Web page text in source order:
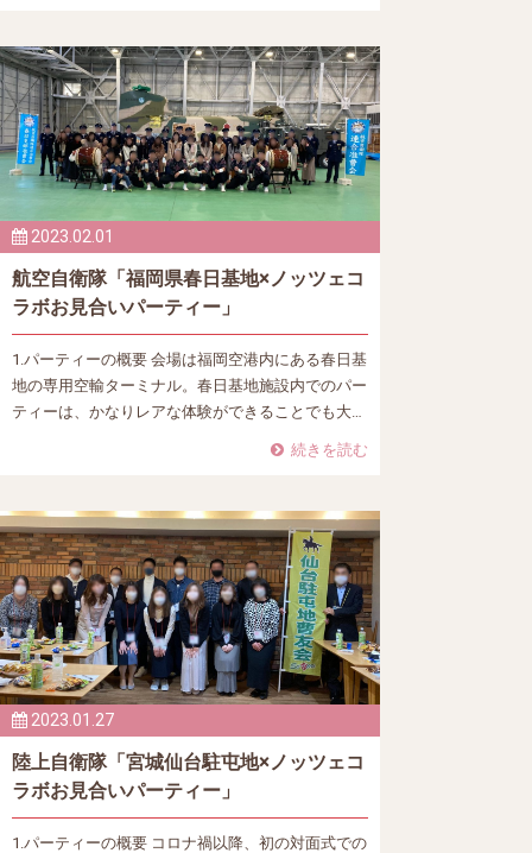
2023.02.01
航空自衛隊「福岡県春日基地×ノッツェコ
ラボお見合いパーティー」
1.パーティーの概要 会場は福岡空港内にある春日基
地の専用空輸ターミナル。春日基地施設内でのパー
ティーは、かなりレアな体験ができることでも大…
続きを読む
2023.01.27
陸上自衛隊「宮城仙台駐屯地×ノッツェコ
ラボお見合いパーティー」
1.パーティーの概要 コロナ禍以降、初の対面式での